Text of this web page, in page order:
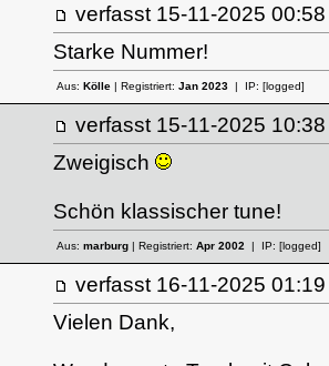
verfasst 15-11-2025
Starke Nummer!
Aus: Kölle| Registriert: Jan 2023| IP: [logged]
verfasst 15-11-2025
Zweigisch
Schön klassischer tune!
Aus: marburg| Registriert: Apr 2002| IP: [logged]
verfasst 16-11-2025
Vielen Dank,